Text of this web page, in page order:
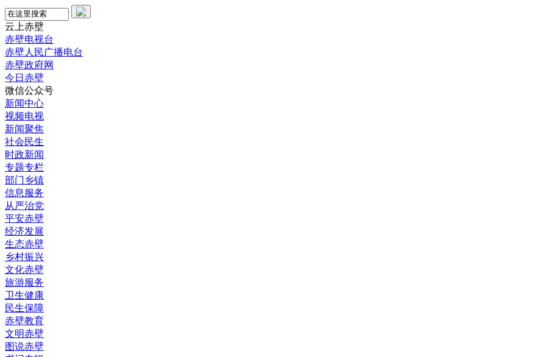
云上赤壁
赤壁电视台
赤壁人民广播电台
赤壁政府网
今日赤壁
微信公众号
新闻中心
视频电视
新闻聚焦
社会民生
时政新闻
专题专栏
部门乡镇
信息服务
从严治党
平安赤壁
经济发展
生态赤壁
乡村振兴
文化赤壁
旅游服务
卫生健康
民生保障
赤壁教育
文明赤壁
图说赤壁